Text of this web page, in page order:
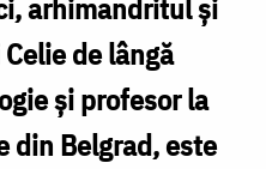
arhimandritul și
de lângă
și profesor la
din Belgrad, este